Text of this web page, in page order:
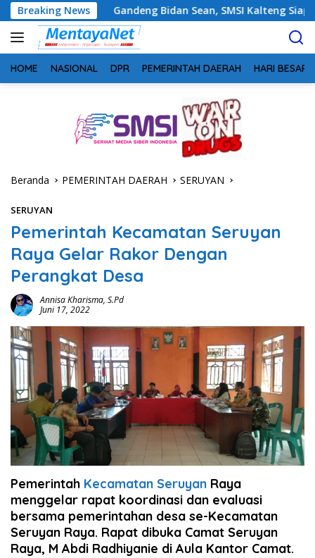
Langsung
ke
konten
Breaking News
Gandeng Bidan Sean, SMSI Kalteng Siap Edukasi Publik
HOME NASIONAL DPR PEMERINTAH DAERAH HARI BESAR
Beranda PEMERINTAH DAERAH SERUYAN
SERUYAN
Pemerintah Kecamatan Seruyan
Raya Gelar Rakor Dengan
Perangkat Desa
Annisa Kharisma, S.Pd
Juni 17, 2022
Pemerintah Kecamatan Seruyan Raya
menggelar rapat koordinasi dan evaluasi
bersama pemerintahan desa se-Kecamatan
Seruyan Raya. Rapat dibuka Camat Seruyan
Raya, M Abdi Radhiyanie di Aula Kantor Camat.